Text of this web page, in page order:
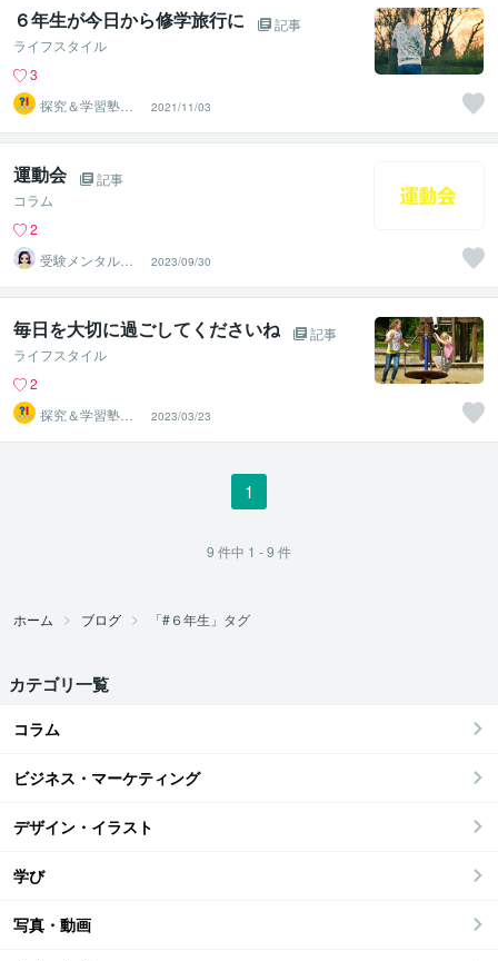
６年生が今日から修学旅行に
記事
ライフスタイル
3
探究＆学習塾｜
なぜラボ
2021/11/03
運動会
記事
コラム
2
受験メンタルト
レーナー イロ
ハル
2023/09/30
毎日を大切に過ごしてくださいね
記事
ライフスタイル
2
探究＆学習塾｜
なぜラボ
2023/03/23
1
9 件中 1 - 9 件
ホーム ブログ 「#６年生」タグ
カテゴリ一覧
コラム
ビジネス・マーケティング
デザイン・イラスト
学び
写真・動画